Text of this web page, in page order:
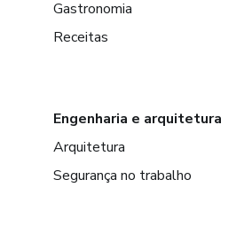
Gastronomia
Receitas
Engenharia e arquitetura
Arquitetura
Segurança no trabalho